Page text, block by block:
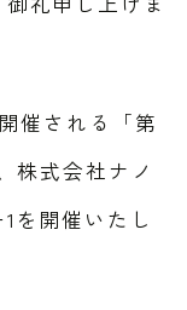
催される「第
株式会社ナノ
を開催いたし